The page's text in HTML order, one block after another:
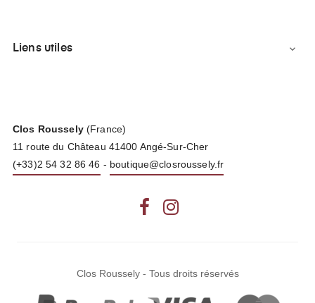
Liens utiles 
Clos Roussely(France)
11 route du Château 41400 Angé-Sur-Cher
(+33)2 54 32 86 46 - boutique@closroussely.fr
Facebook
Clos Roussely - Tous droits réservés